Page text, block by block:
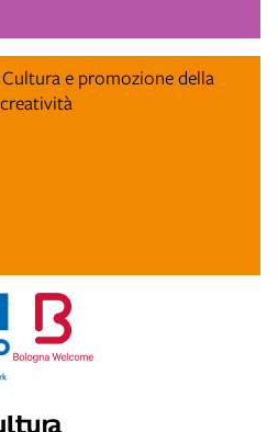
e promozione della